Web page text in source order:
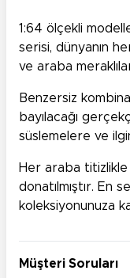
1:64 ölçekli
serisi, dünyanın
ve araba
Benzersiz
bayılacağı
süslemelere ve
Her araba titizlikle
donatılmıştır. En
koleksiyonunuza
Müşteri Soruları